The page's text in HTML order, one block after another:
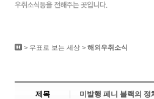
> 우표로 보는 세상 > 해외우취소식
제목 미발행 페니 블랙의 정